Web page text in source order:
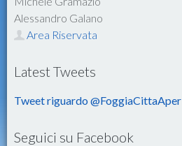
Alessandro Galano
Area Riservata
Latest Tweets
Tweet riguardo @FoggiaCittaAper
Seguici su Facebook